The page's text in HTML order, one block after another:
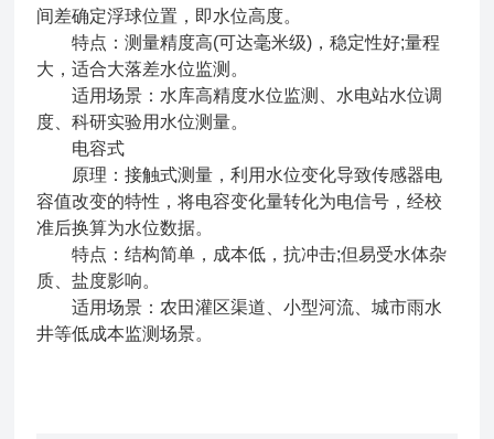
间差确定浮球位置，即水位高度。
特点：测量精度高(可达毫米级)，稳定性好;量程
大，适合大落差水位监测。
适用场景：水库高精度水位监测、水电站水位调
度、科研实验用水位测量。
电容式
原理：接触式测量，利用水位变化导致传感器电
容值改变的特性，将电容变化量转化为电信号，经校
准后换算为水位数据。
特点：结构简单，成本低，抗冲击;但易受水体杂
质、盐度影响。
适用场景：农田灌区渠道、小型河流、城市雨水
井等低成本监测场景。